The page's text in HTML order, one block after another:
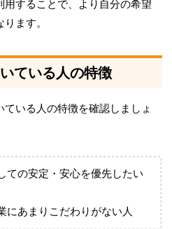
することで、より自分の希望
ます。
ている人の特徴
いる人の特徴を確認しましょ
ての安定・安心を優先したい
にあまりこだわりがない人